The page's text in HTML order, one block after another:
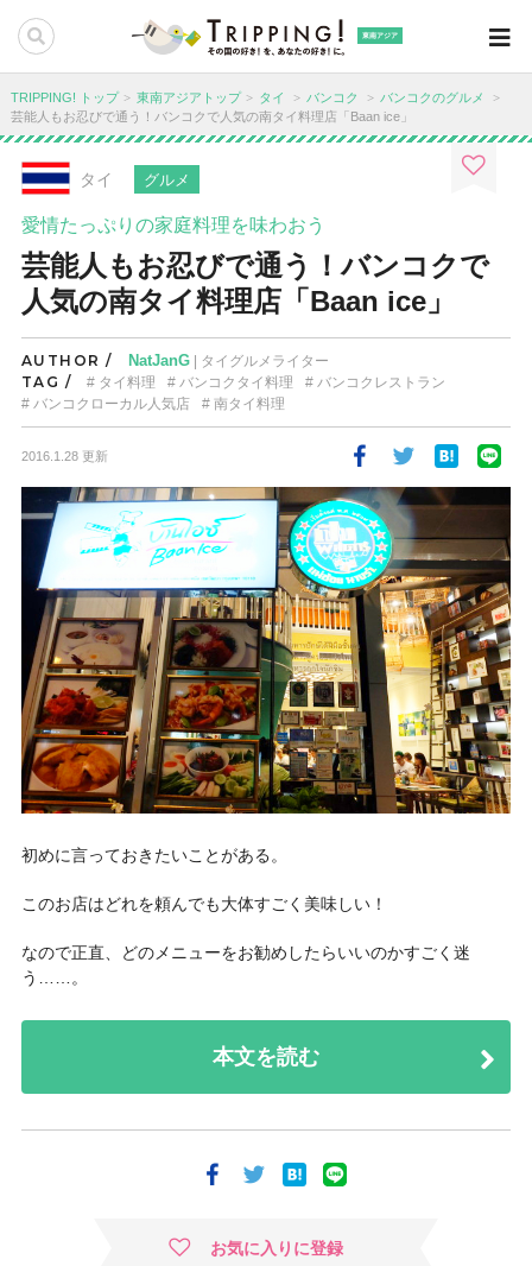
東南アジア
TRIPPING! トップ 東南アジアトップ タイ バンコク
バンコクのグルメ
芸能人もお忍びで通う！バンコクで人気の南タイ料理店「Baan ice」
タイ グルメ
愛情たっぷりの家庭料理を味わおう
芸能人もお忍びで通う！バンコクで
人気の南タイ料理店「Baan ice」
AUTHOR / NatJanG| タイグルメライター
TAG / タイ料理 バンコクタイ料理
バンコクレストラン
バンコクローカル人気店
南タイ料理
2016.1.28 更新
初めに言っておきたいことがある。
このお店はどれを頼んでも大体すごく美味しい！
なので正直、どのメニューをお勧めしたらいいのかすごく迷
う……。
本文を読む
お気に入りに登録